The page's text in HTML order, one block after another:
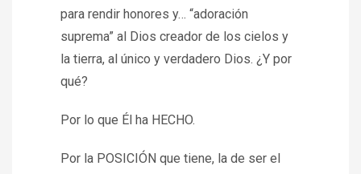
para rendir honores y… “adoración
suprema” al Dios creador de los cielos y
la tierra, al único y verdadero Dios. ¿Y por
qué?
Por lo que Él ha HECHO.
Por la POSICIÓN que tiene, la de ser el